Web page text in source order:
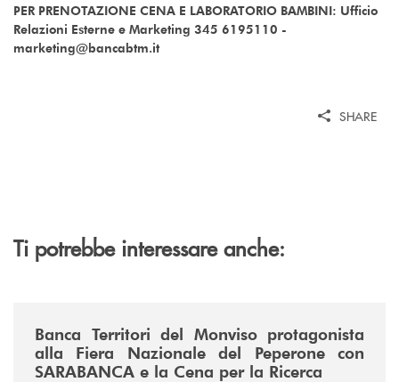
PER PRENOTAZIONE CENA E LABORATORIO BAMBINI: Ufficio
Relazioni Esterne e Marketing 345 6195110 -
marketing@bancabtm.it
SHARE
Ti potrebbe interessare anche:
Banca Territori del Monviso protagonista
alla Fiera Nazionale del Peperone con
SARABANCA e la Cena per la Ricerca